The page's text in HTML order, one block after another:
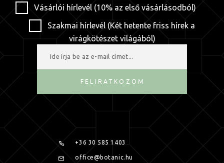
Vásárlói hírlevél (10% az első vásárlásodból)
Szakmai hírlevél (Két hetente friss hírek a
virágkötészet világából)
FELIRATKOZOM
+36 30 585 1403
office@botanic.hu